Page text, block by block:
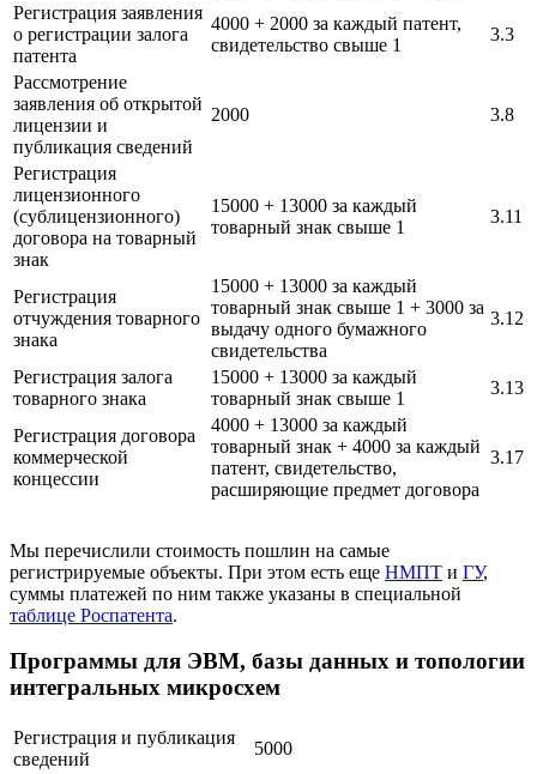
Регистрация заявления
о регистрации залога
патента
4000 + 2000 за каждый патент,
свидетельство свыше 1
3.3
Рассмотрение
заявления об открытой
лицензии и
публикация сведений
2000 3.8
Регистрация
лицензионного
(сублицензионного)
договора на товарный
знак
15000 + 13000 за каждый
товарный знак свыше 1
3.11
Регистрация
отчуждения товарного
знака
15000 + 13000 за каждый
товарный знак свыше 1 + 3000 за
выдачу одного бумажного
свидетельства
3.12
Регистрация залога
товарного знака
15000 + 13000 за каждый
товарный знак свыше 1
3.13
Регистрация договора
коммерческой
концессии
4000 + 13000 за каждый
товарный знак + 4000 за каждый
патент, свидетельство,
расширяющие предмет договора
3.17
Мы перечислили стоимость пошлин на самые
регистрируемые объекты. При этом есть еще НМПТ и ГУ,
суммы платежей по ним также указаны в специальной
таблице Роспатента.
Программы для ЭВМ, базы данных и топологии
интегральных микросхем
Регистрация и публикация
сведений
5000